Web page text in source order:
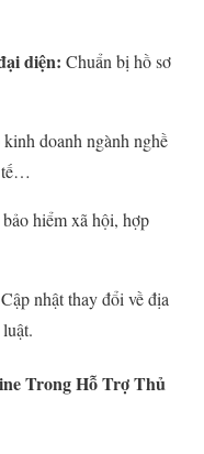
diện: Chuẩn bị hồ sơ
doanh ngành nghề
tế…
hiểm xã hội, hợp
Cập nhật thay đổi về địa
Trong Hỗ Trợ Thủ